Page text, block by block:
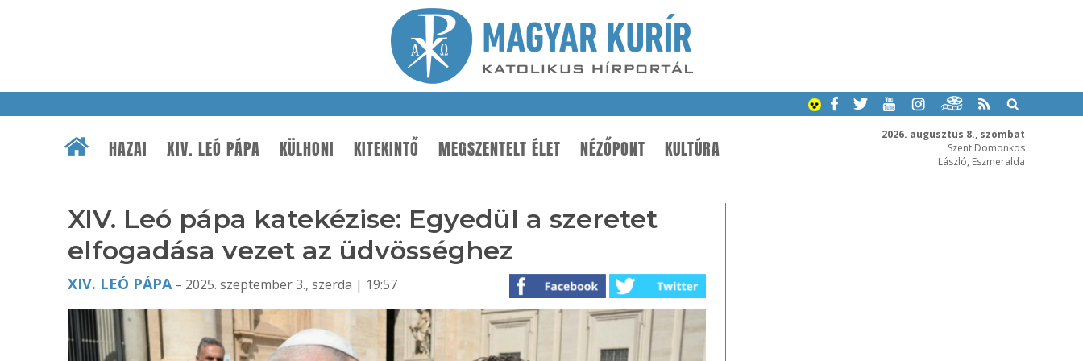
2026. augusztus 8., szombat
Szent Domonkos
László, Eszmeralda
HAZAI XIV. LEÓ PÁPA KÜLHONI KITEKINTŐ MEGSZENTELT ÉLET NÉZŐPONT KULTÚRA
XIV. Leó pápa katekézise: Egyedül a szeretet
elfogadása vezet az üdvösséghez
XIV. LEÓ PÁPA– 2025. szeptember 3., szerda | 19:57